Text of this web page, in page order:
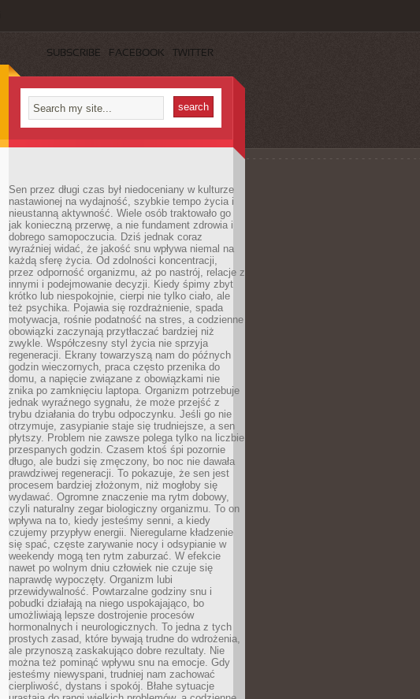
SUBSCRIBE FACEBOOK TWITTER
Sen przez długi czas był niedoceniany w kulturze
nastawionej na wydajność, szybkie tempo życia i
nieustanną aktywność. Wiele osób traktowało go
jak konieczną przerwę, a nie fundament zdrowia i
dobrego samopoczucia. Dziś jednak coraz
wyraźniej widać, że jakość snu wpływa niemal na
każdą sferę życia. Od zdolności koncentracji,
przez odporność organizmu, aż po nastrój, relacje z
innymi i podejmowanie decyzji. Kiedy śpimy zbyt
krótko lub niespokojnie, cierpi nie tylko ciało, ale
też psychika. Pojawia się rozdrażnienie, spada
motywacja, rośnie podatność na stres, a codzienne
obowiązki zaczynają przytłaczać bardziej niż
zwykle. Współczesny styl życia nie sprzyja
regeneracji. Ekrany towarzyszą nam do późnych
godzin wieczornych, praca często przenika do
domu, a napięcie związane z obowiązkami nie
znika po zamknięciu laptopa. Organizm potrzebuje
jednak wyraźnego sygnału, że może przejść z
trybu działania do trybu odpoczynku. Jeśli go nie
otrzymuje, zasypianie staje się trudniejsze, a sen
płytszy. Problem nie zawsze polega tylko na liczbie
przespanych godzin. Czasem ktoś śpi pozornie
długo, ale budzi się zmęczony, bo noc nie dawała
prawdziwej regeneracji. To pokazuje, że sen jest
procesem bardziej złożonym, niż mogłoby się
wydawać. Ogromne znaczenie ma rytm dobowy,
czyli naturalny zegar biologiczny organizmu. To on
wpływa na to, kiedy jesteśmy senni, a kiedy
czujemy przypływ energii. Nieregularne kładzenie
się spać, częste zarywanie nocy i odsypianie w
weekendy mogą ten rytm zaburzać. W efekcie
nawet po wolnym dniu człowiek nie czuje się
naprawdę wypoczęty. Organizm lubi
przewidywalność. Powtarzalne godziny snu i
pobudki działają na niego uspokajająco, bo
umożliwiają lepsze dostrojenie procesów
hormonalnych i neurologicznych. To jedna z tych
prostych zasad, które bywają trudne do wdrożenia,
ale przynoszą zaskakująco dobre rezultaty. Nie
można też pominąć wpływu snu na emocje. Gdy
jesteśmy niewyspani, trudniej nam zachować
cierpliwość, dystans i spokój. Błahe sytuacje